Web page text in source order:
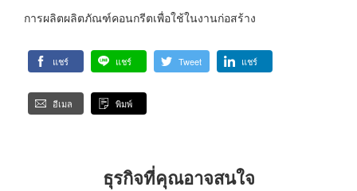
การผลิตผลิตภัณฑ์คอนกรีตเพื่อใช้ในงานก่อสร้าง
แชร์ แชร์ Tweet แชร์
อีเมล พิมพ์
ธุรกิจที่คุณอาจสนใจ